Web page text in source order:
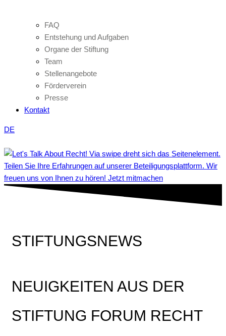
FAQ
Entstehung und Aufgaben
Organe der Stiftung
Team
Stellenangebote
Förderverein
Presse
Kontakt
DE
Teilen Sie Ihre Erfahrungen auf unserer Beteiligungsplattform. Wir
freuen uns von Ihnen zu hören! Jetzt mitmachen
STIFTUNGSNEWS
NEUIGKEITEN AUS DER
STIFTUNG FORUM RECHT